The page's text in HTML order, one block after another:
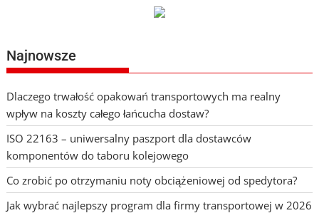
Najnowsze
Dlaczego trwałość opakowań transportowych ma realny
wpływ na koszty całego łańcucha dostaw?
ISO 22163 – uniwersalny paszport dla dostawców
komponentów do taboru kolejowego
Co zrobić po otrzymaniu noty obciążeniowej od spedytora?
Jak wybrać najlepszy program dla firmy transportowej w 2026